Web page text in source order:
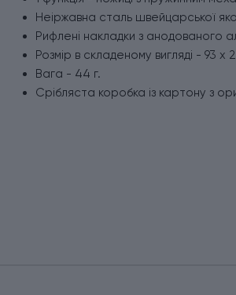
Неіржавна сталь швейцарської
Рифлені накладки з анодованого
Розмір в складеному вигляді - 93 х
Вага - 44 г.
Срібляста коробка із картону з